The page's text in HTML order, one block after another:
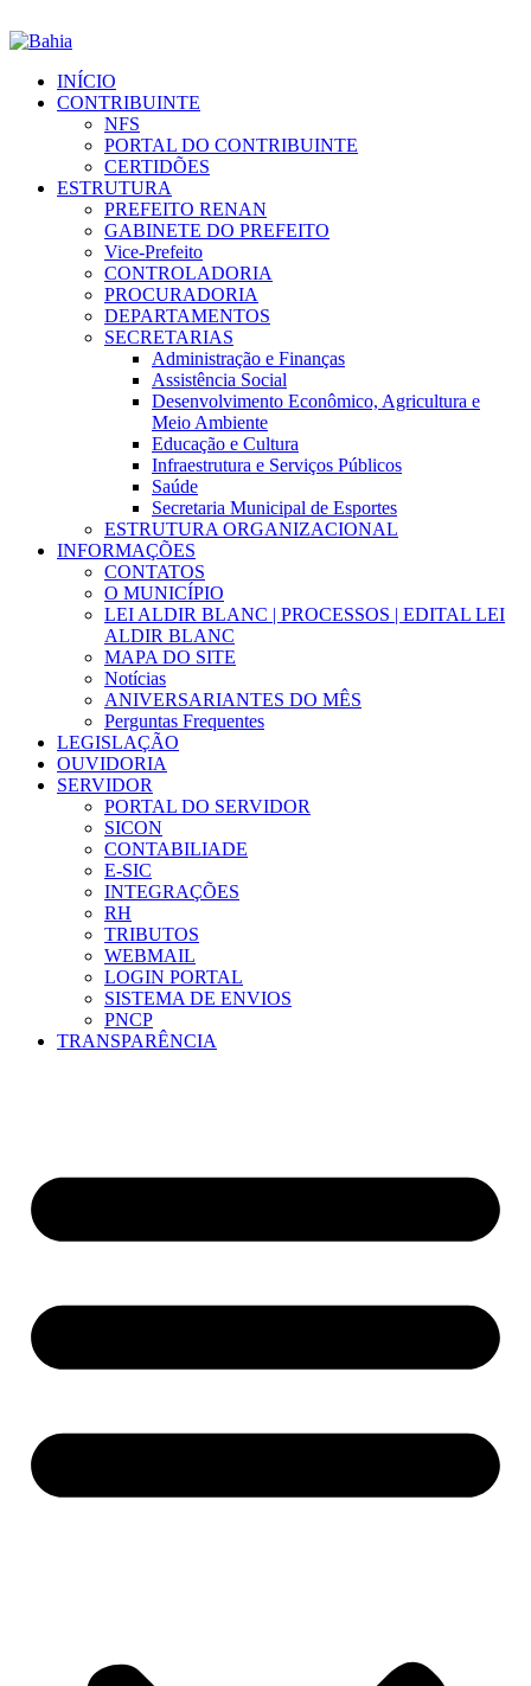
INÍCIO
CONTRIBUINTE
NFS
PORTAL DO CONTRIBUINTE
CERTIDÕES
ESTRUTURA
PREFEITO RENAN
GABINETE DO PREFEITO
Vice-Prefeito
CONTROLADORIA
PROCURADORIA
DEPARTAMENTOS
SECRETARIAS
Administração e Finanças
Assistência Social
Desenvolvimento Econômico, Agricultura e
Meio Ambiente
Educação e Cultura
Infraestrutura e Serviços Públicos
Saúde
Secretaria Municipal de Esportes
ESTRUTURA ORGANIZACIONAL
INFORMAÇÕES
CONTATOS
O MUNICÍPIO
LEI ALDIR BLANC | PROCESSOS | EDITAL LEI
ALDIR BLANC
MAPA DO SITE
Notícias
ANIVERSARIANTES DO MÊS
Perguntas Frequentes
LEGISLAÇÃO
OUVIDORIA
SERVIDOR
PORTAL DO SERVIDOR
SICON
CONTABILIADE
E-SIC
INTEGRAÇÕES
RH
TRIBUTOS
WEBMAIL
LOGIN PORTAL
SISTEMA DE ENVIOS
PNCP
TRANSPARÊNCIA